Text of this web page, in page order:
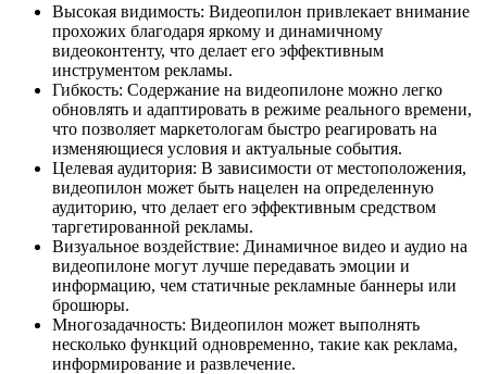
Высокая видимость: Видеопилон привлекает внимание
прохожих благодаря яркому и динамичному
видеоконтенту, что делает его эффективным
инструментом рекламы.
Гибкость: Содержание на видеопилоне можно легко
обновлять и адаптировать в режиме реального времени,
что позволяет маркетологам быстро реагировать на
изменяющиеся условия и актуальные события.
Целевая аудитория: В зависимости от местоположения,
видеопилон может быть нацелен на определенную
аудиторию, что делает его эффективным средством
таргетированной рекламы.
Визуальное воздействие: Динамичное видео и аудио на
видеопилоне могут лучше передавать эмоции и
информацию, чем статичные рекламные баннеры или
брошюры.
Многозадачность: Видеопилон может выполнять
несколько функций одновременно, такие как реклама,
информирование и развлечение.